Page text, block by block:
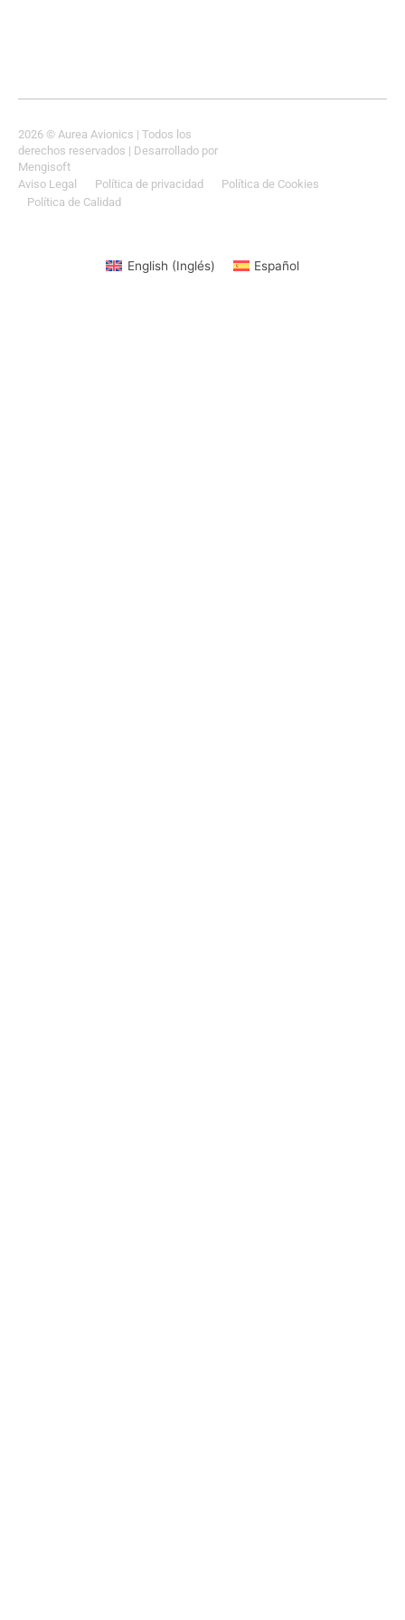
2026 © Aurea Avionics | Todos los
derechos reservados | Desarrollado por
Mengisoft
Aviso Legal
Política de privacidad
Política de Cookies
Política de Calidad
English (Inglés) Español